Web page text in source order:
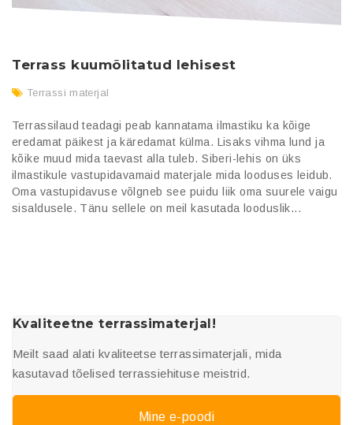
Terrass kuumõlitatud lehisest
Terrassi materjal
Terrassilaud teadagi peab kannatama ilmastiku ka kõige
eredamat päikest ja käredamat külma. Lisaks vihma lund ja
kõike muud mida taevast alla tuleb. Siberi-lehis on üks
ilmastikule vastupidavamaid materjale mida looduses leidub.
Oma vastupidavuse võlgneb see puidu liik oma suurele vaigu
sisaldusele. Tänu sellele on meil kasutada looduslik...
Kvaliteetne terrassimaterjal!
Meilt saad alati kvaliteetse terrassimaterjali, mida
kasutavad tõelised terrassiehituse meistrid.
Mine e-poodi